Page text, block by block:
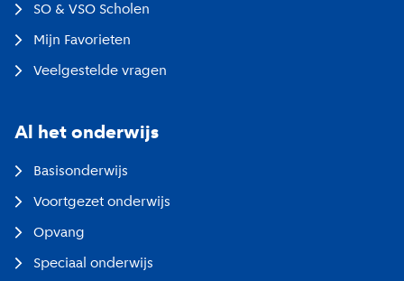
SO & VSO Scholen
Mijn Favorieten
Veelgestelde vragen
Al het onderwijs
Basisonderwijs
Voortgezet onderwijs
Opvang
Speciaal onderwijs